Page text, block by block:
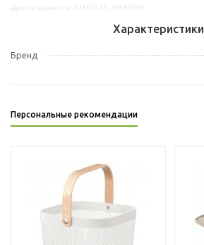
Характеристики
Бренд
Персональные рекомендации